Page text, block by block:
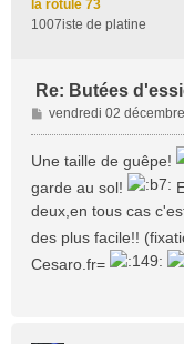
la rotule 73
1007iste de platine
Re: Butées
M
e
a
g
e
vendredi 02
Une taille de guêpe!
garde au sol!
deux,en tous cas
des plus facile!!
Cesaro.fr=